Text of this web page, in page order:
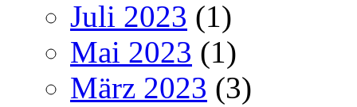
Juli 2023 (1)
Mai 2023 (1)
März 2023 (3)